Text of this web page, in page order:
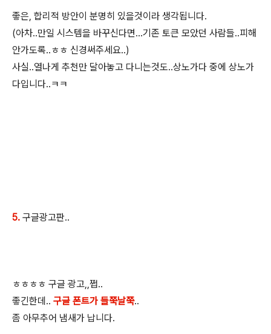
좋은, 합리적 방안이 분명히 있을것이라 생각됩니다.
(아차..만일 시스템을 바꾸신다면...기존 토큰 모았던 사람들..피해
안가도록..ㅎㅎ 신경써주세요..)
사실..열나게 추천만 달아놓고 다니는것도..상노가다 중에 상노가
다입니다..ㅋㅋ
5. 구글광고판..
ㅎㅎㅎㅎ 구글 광고,,쩝..
좋긴한데.. 구글 폰트가 들쭉날쭉..
좀 아무추어 냄새가 납니다.